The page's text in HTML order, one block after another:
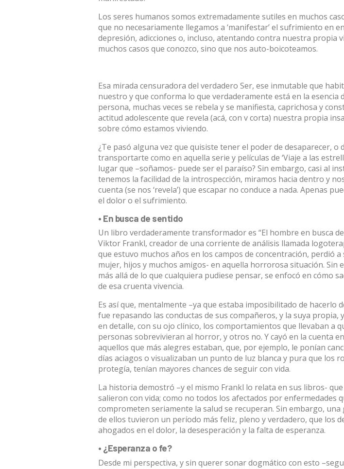
Los seres humanos somos extremadamente sutiles en muchos
que no necesariamente llegamos a ‘manifestar’ el sufrimiento en
depresión, adicciones o, incluso, atentando contra nuestra propia
muchos casos que conozco, sino que nos auto-boicoteamos.
Esa mirada censuradora del verdadero Ser, ese inmutable que
nuestro y que conforma lo que verdaderamente está en la esencia
persona, muchas veces se rebela y se manifiesta, caprichosa y
actitud adolescente que revela (acá, con v corta) nuestra propia
sobre cómo estamos viviendo.
¿Te pasó alguna vez que quisiste tener el poder de desaparecer, o
transportarte como en aquella serie y películas de ‘Viaje a las
lugar que –soñamos- puede ser el paraíso? Sin embargo, casi al
tenemos la facilidad de la introspección, miramos hacia dentro y
cuenta (se nos ‘revela’) que escapar no conduce a nada. Apenas
el dolor o el sufrimiento.
• En busca de sentido
Un libro verdaderamente transformador es “El hombre en busca
Viktor Frankl, creador de una corriente de análisis llamada
que estuvo muchos años en los campos de concentración, perdió a
mujer, hijos y muchos amigos- en aquella horrorosa situación. Sin
más allá de lo que cualquiera pudiese pensar, se enfocó en cómo
de esa cruenta vivencia.
Es así que, mentalmente –ya que estaba imposibilitado de hacerlo
fue repasando las conductas de sus compañeros, y la suya propia,
en detalle, con su ojo clínico, los comportamientos que llevaban a
personas sobrevivieran al horror, y otros no. Y cayó en la cuenta
aquellos que más alegres estaban, que, por ejemplo, le ponían
días aciagos o visualizaban un punto de luz blanca y pura que los
protegía, tenían mayores chances de seguir con vida.
La historia demostró –y el mismo Frankl lo relata en sus libros-
salieron con vida; como no todos los afectados por enfermedades
comprometen seriamente la salud se recuperan. Sin embargo,
de ellos tuvieron un período más feliz, pleno y verdadero, que los
ahogados en el dolor, la desesperación y la falta de esperanza.
• ¿Esperanza o fe?
Desde mi perspectiva, y sin querer sonar dogmático con esto